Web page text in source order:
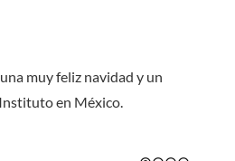
muy feliz navidad y un
en México.